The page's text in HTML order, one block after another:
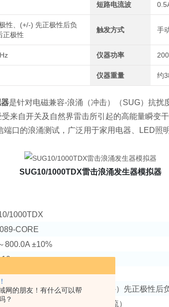
网的朋友！有什么可以帮
？
短路电流波
性、(+/-) 先正极性后负
正极性
触发方式 手
仪器功率
仪器重量 约
是针对电磁兼容-浪涌（冲击）（SUG）抗
来自开关及自然界雷击所引起的高能量瞬变
口的浪涌测试，广泛用于家用电器、LED照
SUG10/1000TDX雷击浪涌发生器模拟器
1000TDX
CORE
800.0A ±10%
10us
～1500us
正极性、（-）单负极性、（+/-）先正极性后
（最短时间取决于实验电流）